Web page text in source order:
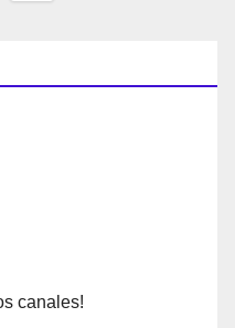
canales!